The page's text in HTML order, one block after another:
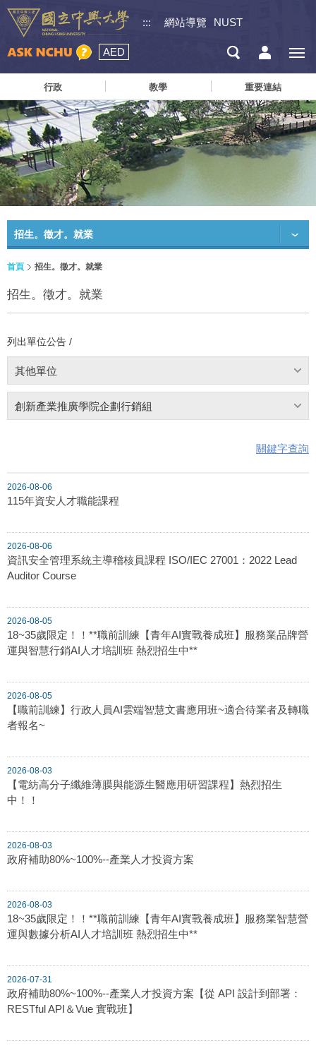
::: 網站導覽 NUST
AED
行政 教學 重要連結
招生。徵才。就業
首頁 招生。徵才。就業
招生。徵才。就業
列出單位公告 /
其他單位
創新產業推廣學院企劃行銷組
關鍵字查詢
2026-08-06
115年資安人才職能課程
2026-08-06
資訊安全管理系統主導稽核員課程 ISO/IEC 27001：2022 Lead
Auditor Course
2026-08-05
18~35歲限定！！**職前訓練【青年AI實戰養成班】服務業品牌營
運與智慧行銷AI人才培訓班 熱烈招生中**
2026-08-05
【職前訓練】行政人員AI雲端智慧文書應用班~適合待業者及轉職
者報名~
2026-08-03
【電紡高分子纖維薄膜與能源生醫應用研習課程】熱烈招生
中！！
2026-08-03
政府補助80%~100%--產業人才投資方案
2026-08-03
18~35歲限定！！**職前訓練【青年AI實戰養成班】服務業智慧營
運與數據分析AI人才培訓班 熱烈招生中**
2026-07-31
政府補助80%~100%--產業人才投資方案【從 API 設計到部署：
RESTful API＆Vue 實戰班】